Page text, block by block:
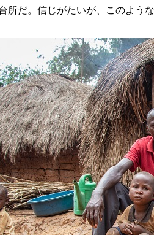
所だ。信じがたいが、このよう